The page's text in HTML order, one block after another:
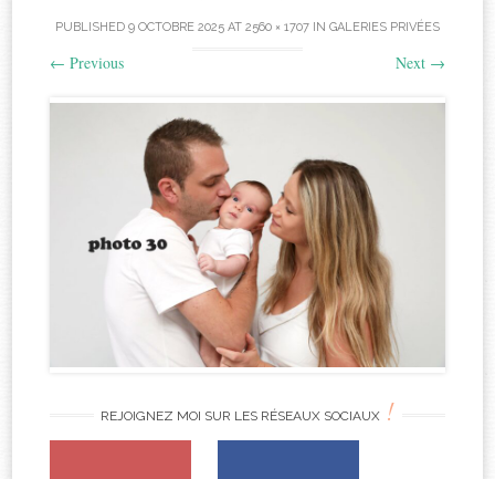
PUBLISHED 9 OCTOBRE 2025 AT 2560 × 1707 IN GALERIES PRIVÉES
← Previous Next →
REJOIGNEZ MOI SUR LES RÉSEAUX SOCIAUX !